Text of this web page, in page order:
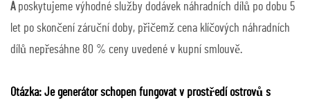
A poskytujeme výhodné služby dodávek náhradních dílů po dobu 5
let po skončení záruční doby, přičemž cena klíčových náhradních
dílů nepřesáhne 80 % ceny uvedené v kupní smlouvě.
Otázka: Je generátor schopen fungovat v prostředí ostrovů s